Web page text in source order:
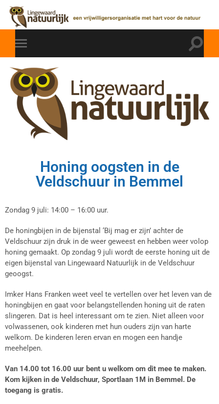
Honing oogsten in de
Veldschuur in Bemmel
Zondag 9 juli: 14:00 – 16:00 uur.
De honingbijen in de bijenstal ‘Bij mag er zijn’ achter de
Veldschuur zijn druk in de weer geweest en hebben weer volop
honing gemaakt. Op zondag 9 juli wordt de eerste honing uit de
eigen bijenstal van Lingewaard Natuurlijk in de Veldschuur
geoogst.
Imker Hans Franken weet veel te vertellen over het leven van de
honingbijen en gaat voor belangstellenden honing uit de raten
slingeren. Dat is heel interessant om te zien. Niet alleen voor
volwassenen, ook kinderen met hun ouders zijn van harte
welkom. De kinderen leren ervan en mogen een handje
meehelpen.
Van 14.00 tot 16.00 uur bent u welkom om dit mee te maken.
Kom kijken in de Veldschuur, Sportlaan 1M in Bemmel. De
toegang is gratis.